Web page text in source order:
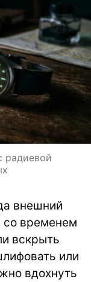
радиевой
внешний
со временем
вскрыть
или
вдохнуть